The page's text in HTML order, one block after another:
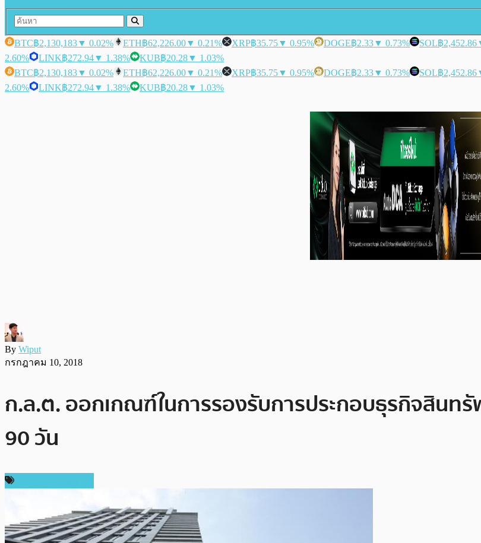
BTC฿2,130,183▼ 0.02% ETH฿62,226.00▼ 0.21% XRP฿35.75▼ 0.95% DOGE฿2.33▼ 0.73% SOL฿2,452.86
2.60%
LINK฿272.94▼ 1.38% KUB฿20.28▼ 1.03%
BTC฿2,130,183▼ 0.02% ETH฿62,226.00▼ 0.21% XRP฿35.75▼ 0.95% DOGE฿2.33▼ 0.73% SOL฿2,452.86
2.60%
LINK฿272.94▼ 1.38% KUB฿20.28▼ 1.03%
By Wiput
กรกฎาคม 10, 2018
ก.ล.ต. ออกเกณฑ์ในการรองรับการประกอบธุรกิจสินท
90 วัน